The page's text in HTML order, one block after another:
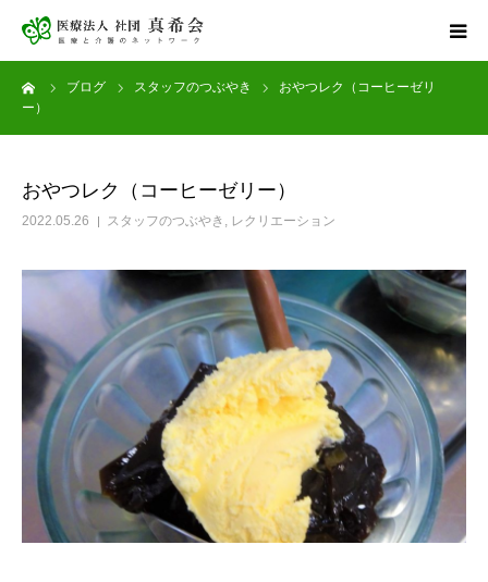
ブログ スタッフのつぶやき
おやつレク（コーヒーゼリ
ー）
おやつレク（コーヒーゼリー）
2022.05.26 スタッフのつぶやき , レクリエーション
ホーム
健康診断
アグナス住吉公園
採用情報
お問い合わせ